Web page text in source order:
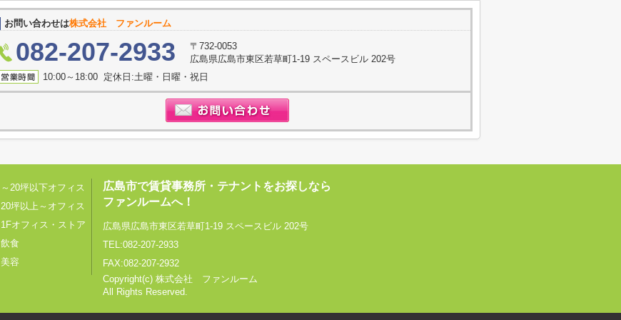
お問い合わせは株式会社 ファンルーム
082-207-2933
〒732-0053
広島県広島市東区若草町1-19 スペースビル 202号
10:00～18:00 定休日:土曜・日曜・祝日
～20坪以下オフィス
20坪以上～オフィス
1Fオフィス・ストア
飲食
美容
広島市で賃貸事務所・テナントをお探しなら
ファンルームへ！
広島県広島市東区若草町1-19 スペースビル 202号
TEL:082-207-2933
FAX:082-207-2932
Copyright(c) 株式会社 ファンルーム
All Rights Reserved.